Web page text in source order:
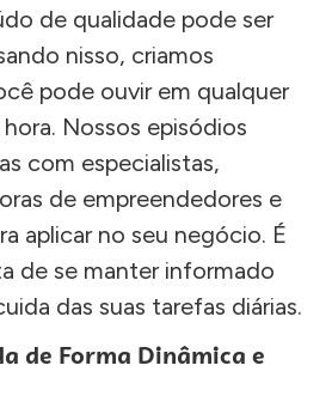
de qualidade pode ser
nisso, criamos
pode ouvir em qualquer
Nossos episódios
com especialistas,
de empreendedores e
aplicar no seu negócio. É
de se manter informado
das suas tarefas diárias.
de Forma Dinâmica e